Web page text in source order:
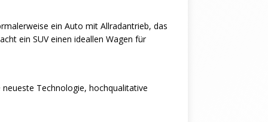
ein Auto mit Allradantrieb, das
ein SUV einen ideallen Wagen für
Technologie, hochqualitative